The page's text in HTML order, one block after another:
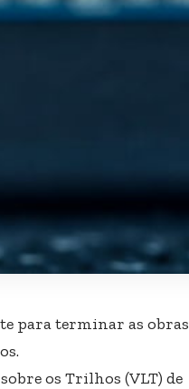
para terminar as obras
os Trilhos (VLT) de